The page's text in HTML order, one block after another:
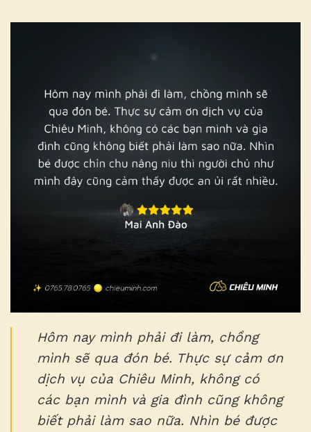
Hôm nay mình phải đi làm, chồng
mình sẽ qua đón bé. Thực sự cảm ơn
dịch vụ của Chiêu Minh, không có
các bạn mình và gia đình cũng không
biết phải làm sao nữa. Nhìn bé được